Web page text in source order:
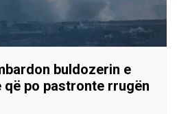
buldozerin e
që po pastronte rrugën